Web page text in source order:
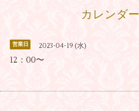
カレンダー
営業日 2023-04-19 (水)
12：00〜